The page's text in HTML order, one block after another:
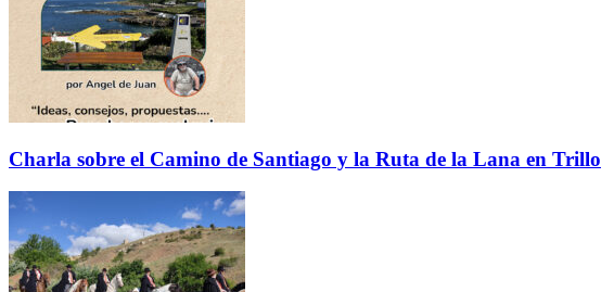
Charla sobre el Camino de Santiago y la Ruta de la Lana en Trillo